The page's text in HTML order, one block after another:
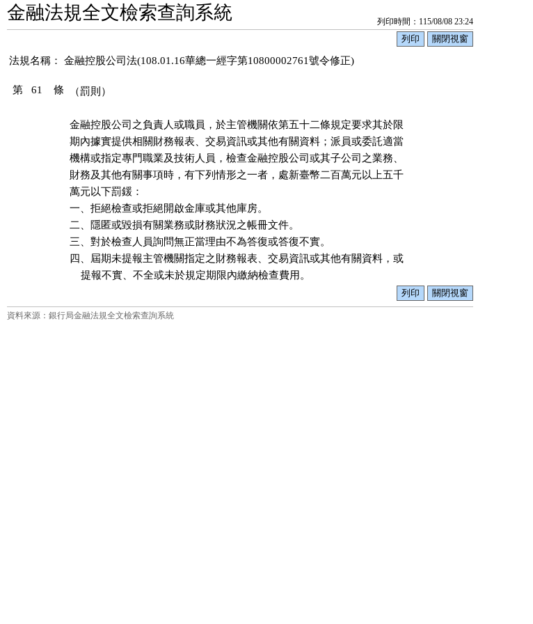
金融法規全文檢索查詢系統 列印時間：115/08/08 23:24
法規名稱： 金融控股公司法(108.01.16華總一經字第10800002761號令修正)
第 61 條 （罰則）
金融控股公司之負責人或職員，於主管機關依第五十二條規定要求其於限
期內據實提供相關財務報表、交易資訊或其他有關資料；派員或委託適當
機構或指定專門職業及技術人員，檢查金融控股公司或其子公司之業務、
財務及其他有關事項時，有下列情形之一者，處新臺幣二百萬元以上五千
萬元以下罰鍰：
一、拒絕檢查或拒絕開啟金庫或其他庫房。
二、隱匿或毀損有關業務或財務狀況之帳冊文件。
三、對於檢查人員詢問無正當理由不為答復或答復不實。
四、屆期未提報主管機關指定之財務報表、交易資訊或其他有關資料，或
    提報不實、不全或未於規定期限內繳納檢查費用。
資料來源：銀行局金融法規全文檢索查詢系統